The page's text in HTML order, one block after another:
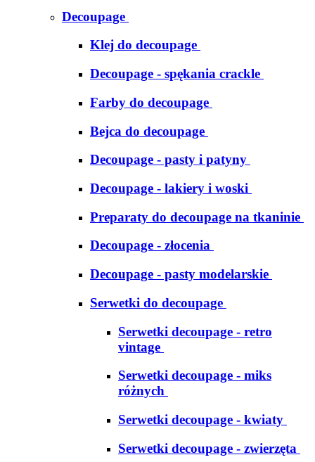
Decoupage
Klej do decoupage
Decoupage - spękania crackle
Farby do decoupage
Bejca do decoupage
Decoupage - pasty i patyny
Decoupage - lakiery i woski
Preparaty do decoupage na tkaninie
Decoupage - złocenia
Decoupage - pasty modelarskie
Serwetki do decoupage
Serwetki decoupage - retro
vintage
Serwetki decoupage - miks
różnych
Serwetki decoupage - kwiaty
Serwetki decoupage - zwierzęta